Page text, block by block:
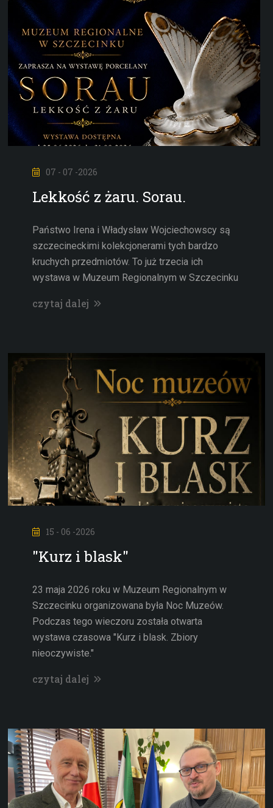
07 - 07 -2026
Lekkość z żaru. Sorau.
Państwo Irena i Władysław Wojciechowscy są
szczecineckimi kolekcjonerami tych bardzo
kruchych przedmiotów. To już trzecia ich
wystawa w Muzeum Regionalnym w Szczecinku
czytaj dalej
15 - 06 -2026
"Kurz i blask"
23 maja 2026 roku w Muzeum Regionalnym w
Szczecinku organizowana była Noc Muzeów.
Podczas tego wieczoru została otwarta
wystawa czasowa "Kurz i blask. Zbiory
nieoczywiste."
czytaj dalej